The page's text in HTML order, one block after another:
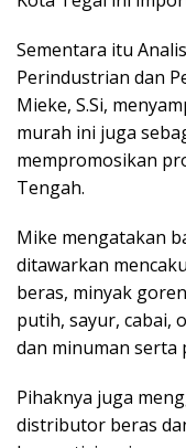
Sementara itu
Perindustrian dan
Mieke, S.Si,
murah ini juga
mempromosikan
Tengah.
Mike mengatakan
ditawarkan
beras, minyak
putih, sayur, cabai,
dan minuman serta
Pihaknya juga
distributor beras